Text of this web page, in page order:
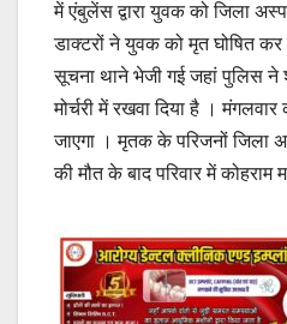
में एंबुलेंस द्वारा युवक को जिला
डाक्टरों ने युवक को मृत घोषित
सूचना थाने भेजी गई जहां पुलिस ने
मोर्चरी में रखवा दिया है ।
जाएगा । मृतक के परिजनों जिला
की मौत के बाद परिवार में कोहराम